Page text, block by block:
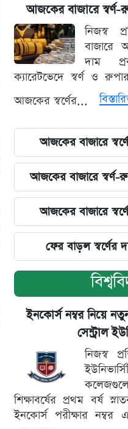
আজকের বাজারে
নিজস্ব
বাজারে
দাম
ক্যারেটভেদে স্বর্ণ ও
আজকের স্বর্ণের...
আজকের বাজারে
আজকের বাজারে
আজকের বাজারে
ফের বাড়ল স্বর্ণের
ইনকোর্স নম্বর নিয়ে
সেন্ট্রাল
নিজস্ব
শিক্ষাবর্ষের প্রথম বর্ষ
ইনকোর্স পরীক্ষার নম্বর